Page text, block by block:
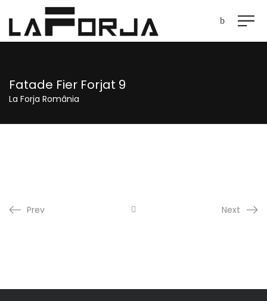
Fatade Fier Forjat 9
La Forja România
Prev Next